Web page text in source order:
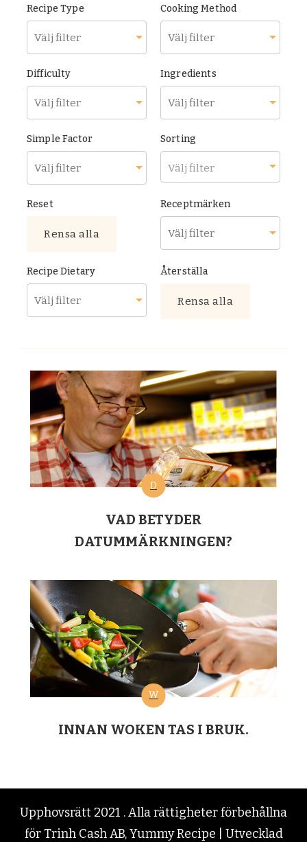
Recipe Type Cooking Method
Difficulty Ingredients
Simple Factor Sorting
Välj filter
Reset
Rensa alla
Receptmärken
Recipe Dietary Återställa
Rensa alla
D
VAD BETYDER
DATUMMÄRKNINGEN?
W
INNAN WOKEN TAS I BRUK.
Upphovsrätt 2021 . Alla rättigheter förbehållna
för Trinh Cash AB,Yummy Recipe | Utvecklad